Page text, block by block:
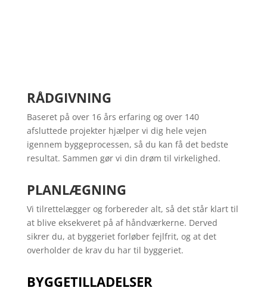
RÅDGIVNING
Baseret på over 16 års erfaring og over 140
afsluttede projekter hjælper vi dig hele vejen
igennem byggeprocessen, så du kan få det bedste
resultat. Sammen gør vi din drøm til virkelighed.
PLANLÆGNING
Vi tilrettelægger og forbereder alt, så det står klart til
at blive eksekveret på af håndværkerne. Derved
sikrer du, at byggeriet forløber fejlfrit, og at det
overholder de krav du har til byggeriet.
BYGGETILLADELSER